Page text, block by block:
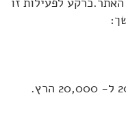
בני אדם שומעים קול כאשר לאוזן מגיעות תנודות אוויר בתדרים שבין 20 ל- 20,000 הרץ.